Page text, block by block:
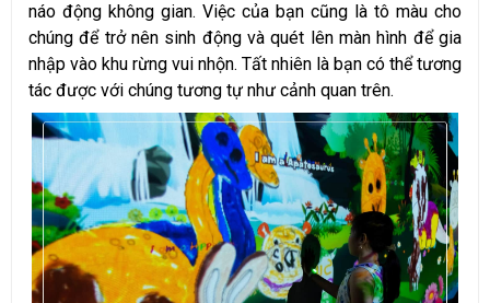
náo động không gian. Việc của bạn cũng là tô màu cho
chúng để trở nên sinh động và quét lên màn hình để gia
nhập vào khu rừng vui nhộn. Tất nhiên là bạn có thể tương
tác được với chúng tương tự như cảnh quan trên.